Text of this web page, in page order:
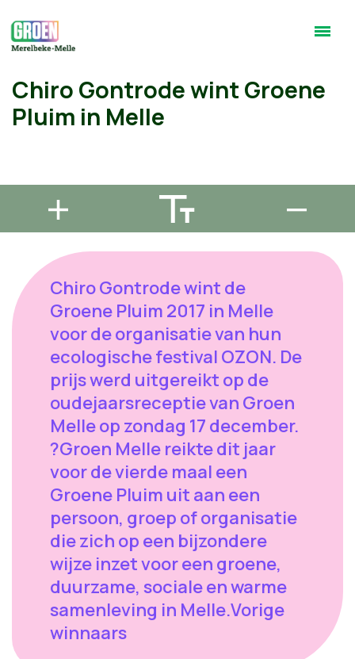
Chiro Gontrode wint Groene
Pluim in Melle
Chiro Gontrode wint de
Groene Pluim 2017 in Melle
voor de organisatie van hun
ecologische festival OZON. De
prijs werd uitgereikt op de
oudejaarsreceptie van Groen
Melle op zondag 17 december.
?Groen Melle reikte dit jaar
voor de vierde maal een
Groene Pluim uit aan een
persoon, groep of organisatie
die zich op een bijzondere
wijze inzet voor een groene,
duurzame, sociale en warme
samenleving in Melle.Vorige
winnaars